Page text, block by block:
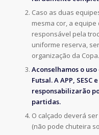
Caso as duas
mesma cor, a
responsável pela
uniforme reserva,
organização da Copa.
Aconselhamos o
Futsal. A APP,
responsabilizarão
partidas.
O calçado deverá
(não pode chuteira